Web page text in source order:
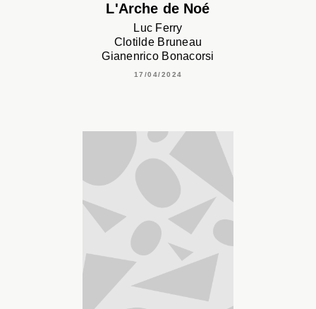
L'Arche de Noé
Luc Ferry
Clotilde Bruneau
Gianenrico Bonacorsi
17/04/2024